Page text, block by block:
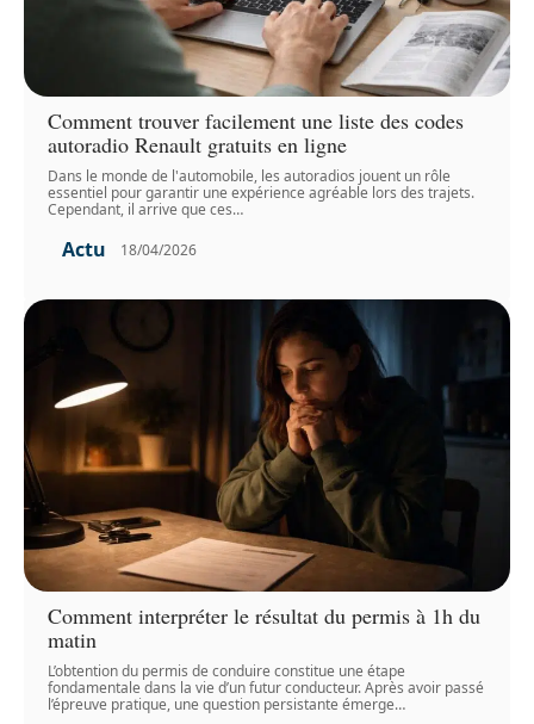
Comment trouver facilement une liste des codes
autoradio Renault gratuits en ligne
Dans le monde de l'automobile, les autoradios jouent un rôle
essentiel pour garantir une expérience agréable lors des trajets.
Cependant, il arrive que ces…
Actu 18/04/2026
Comment interpréter le résultat du permis à 1h du
matin
L’obtention du permis de conduire constitue une étape
fondamentale dans la vie d’un futur conducteur. Après avoir passé
l’épreuve pratique, une question persistante émerge…